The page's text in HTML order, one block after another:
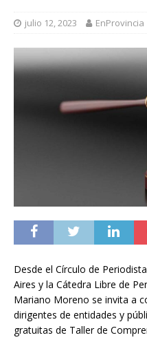
julio 12, 2023 EnProvincia
Desde el Círculo de
Aires y la Cátedra Libre de
Mariano Moreno se invita a
dirigentes de entidades y
gratuitas de Taller de